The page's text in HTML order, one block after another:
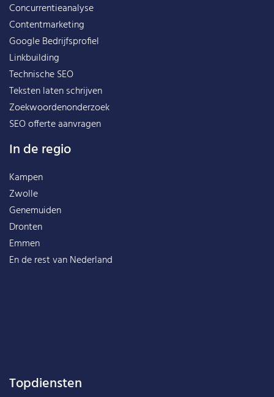
Concurrentieanalyse
Contentmarketing
Google Bedrijfsprofiel
Linkbuilding
Technische SEO
Teksten laten schrijven
Zoekwoordenonderzoek
SEO offerte aanvragen
In de regio
Kampen
Zwolle
Genemuiden
Dronten
Emmen
En de rest vanNederland
Topdiensten